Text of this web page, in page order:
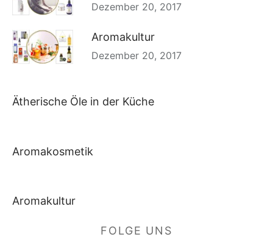
Dezember 20, 2017
Aromakultur
Dezember 20, 2017
Ätherische Öle in der Küche
Aromakosmetik
Aromakultur
FOLGE UNS